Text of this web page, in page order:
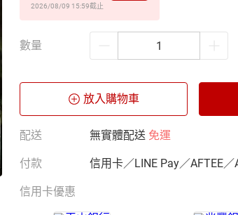
2026/08/09 15:59截止
數量
放入購物車
配送 無實體配送 免運
付款 信用卡／LINE Pay／AFTEE／
信用卡優惠